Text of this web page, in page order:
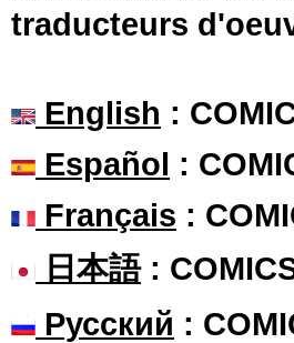
traducteurs
English :
Español :
Français :
日本語:
Русский :